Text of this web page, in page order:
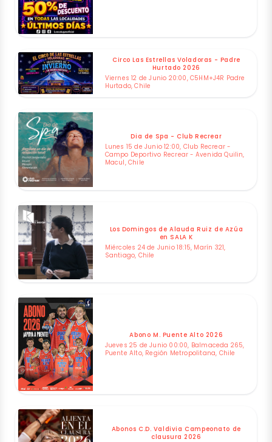
Circo Las Estrellas Voladoras - Padre
Hurtado 2026
Viernes 12 de Junio 20:00, C5HM+J4R Padre
Hurtado, Chile
Dia de Spa - Club Recrear
Lunes 15 de Junio 12:00, Club Recrear -
Campo Deportivo Recrear - Avenida Quilin,
Macul, Chile
Los Domingos de Alauda Ruiz de Azúa
en SALA K
Miércoles 24 de Junio 18:15, Marín 321,
Santiago, Chile
Abono M. Puente Alto 2026
Jueves 25 de Junio 00:00, Balmaceda 265,
Puente Alto, Región Metropolitana, Chile
Abonos C.D. Valdivia Campeonato de
clausura 2026